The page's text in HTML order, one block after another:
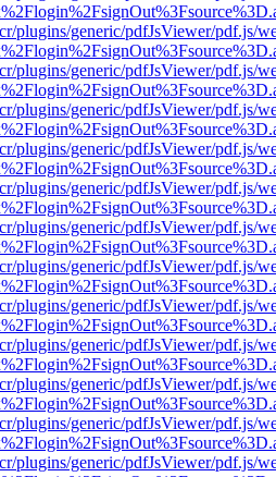
plugins/generic/pdfJsViewer/pdf.js/
plugins/generic/pdfJsViewer/pdf.js/
plugins/generic/pdfJsViewer/pdf.js/
plugins/generic/pdfJsViewer/pdf.js/
plugins/generic/pdfJsViewer/pdf.js/
plugins/generic/pdfJsViewer/pdf.js/
plugins/generic/pdfJsViewer/pdf.js/
plugins/generic/pdfJsViewer/pdf.js/
plugins/generic/pdfJsViewer/pdf.js/
plugins/generic/pdfJsViewer/pdf.js/
plugins/generic/pdfJsViewer/pdf.js/
plugins/generic/pdfJsViewer/pdf.js/